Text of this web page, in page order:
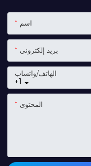
اسم
بريد إلكتروني
+1
الهاتف/واتساب
المحتوى